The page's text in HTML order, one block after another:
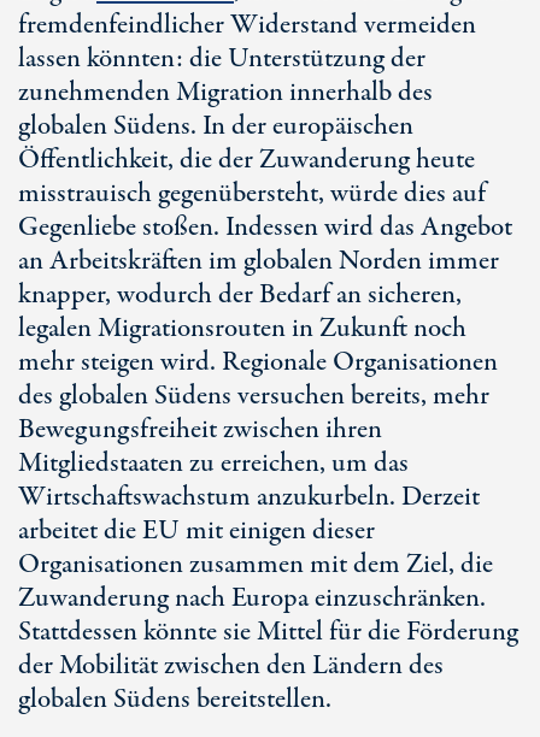
fremdenfeindlicher Widerstand vermeiden
lassen könnten: die Unterstützung der
zunehmenden Migration innerhalb des
globalen Südens. In der europäischen
Öffentlichkeit, die der Zuwanderung heute
misstrauisch gegenübersteht, würde dies auf
Gegenliebe stoßen. Indessen wird das Angebot
an Arbeitskräften im globalen Norden immer
knapper, wodurch der Bedarf an sicheren,
legalen Migrationsrouten in Zukunft noch
mehr steigen wird. Regionale Organisationen
des globalen Südens versuchen bereits, mehr
Bewegungsfreiheit zwischen ihren
Mitgliedstaaten zu erreichen, um das
Wirtschaftswachstum anzukurbeln. Derzeit
arbeitet die EU mit einigen dieser
Organisationen zusammen mit dem Ziel, die
Zuwanderung nach Europa einzuschränken.
Stattdessen könnte sie Mittel für die Förderung
der Mobilität zwischen den Ländern des
globalen Südens bereitstellen.